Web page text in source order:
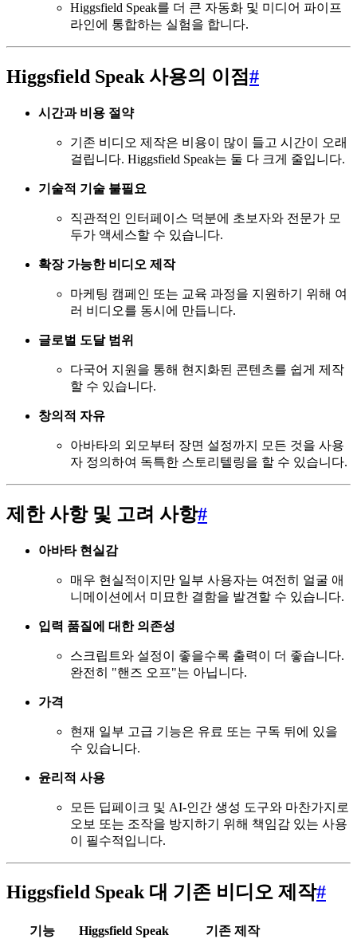
Higgsfield Speak를 더 큰 자동화 및 미디어 파이프
라인에 통합하는 실험을 합니다.
Higgsfield Speak 사용의 이점#
시간과 비용 절약
기존 비디오 제작은 비용이 많이 들고 시간이 오래
걸립니다. Higgsfield Speak는 둘 다 크게 줄입니다.
기술적 기술 불필요
직관적인 인터페이스 덕분에 초보자와 전문가 모
두가 액세스할 수 있습니다.
확장 가능한 비디오 제작
마케팅 캠페인 또는 교육 과정을 지원하기 위해 여
러 비디오를 동시에 만듭니다.
글로벌 도달 범위
다국어 지원을 통해 현지화된 콘텐츠를 쉽게 제작
할 수 있습니다.
창의적 자유
아바타의 외모부터 장면 설정까지 모든 것을 사용
자 정의하여 독특한 스토리텔링을 할 수 있습니다.
제한 사항 및 고려 사항#
아바타 현실감
매우 현실적이지만 일부 사용자는 여전히 얼굴 애
니메이션에서 미묘한 결함을 발견할 수 있습니다.
입력 품질에 대한 의존성
스크립트와 설정이 좋을수록 출력이 더 좋습니다.
완전히 "핸즈 오프"는 아닙니다.
가격
현재 일부 고급 기능은 유료 또는 구독 뒤에 있을
수 있습니다.
윤리적 사용
모든 딥페이크 및 AI-인간 생성 도구와 마찬가지로
오보 또는 조작을 방지하기 위해 책임감 있는 사용
이 필수적입니다.
Higgsfield Speak 대 기존 비디오 제작#
기능 Higgsfield Speak
기존 제작